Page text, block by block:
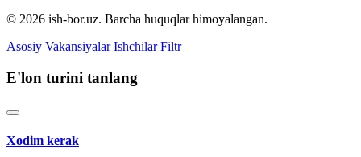
© 2026 ish-bor.uz. Barcha huquqlar himoyalangan.
Asosiy Vakansiyalar Ishchilar Filtr
E'lon turini tanlang
Xodim kerak